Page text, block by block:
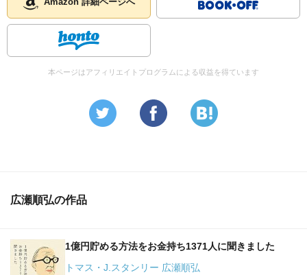
Amazon 詳細ページへ
本ページはアフィリエイトプログラムによる収益を得ています
広瀬順弘の作品
1億円貯める方法をお金持ち1371人に聞きました
トマス・J.スタンリー 広瀬順弘